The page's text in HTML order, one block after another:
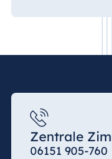
Zentrale
06151 905-760